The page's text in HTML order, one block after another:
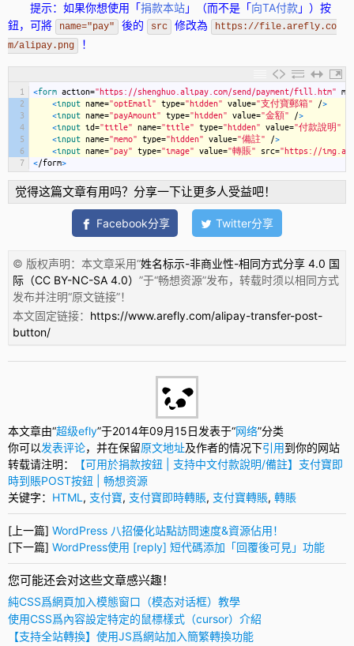
提示：如果你想使用「捐款本站」（而不是「向TA付款」）按
鈕，可將
name="pay" 後的 src 修改為
https://file.arefly.co
m/alipay.png
！
1
2
3
4
5
6
7
<form action="https://shenghuo.alipay.com/send/payment/fill.htm"
<input name="optEmail" type="hidden" value="支付寶郵箱" />
<input name="payAmount" type="hidden" value="金額" />
<input id="title" name="title" type="hidden" value="付款說明"
<input name="memo" type="hidden" value="備註" />
<input name="pay" type="image" value="轉賬" src="https://
</form>
觉得这篇文章有用吗？分享一下让更多人受益吧！
Facebook分享 Twitter分享
© 版权声明：本文章采用“姓名标示-非商业性-相同方式分享 4.0 国
际（CC BY-NC-SA 4.0） ”于“畅想资源”发布，转载时须以相同方式
发布并注明“原文链接”！
本文固定链接： https://www.arefly.com/alipay-transfer-post-
button/
本文章由“超级efly”于2014年09月15日发表于“网络”分类
你可以发表评论，并在保留原文地址及作者的情况下引用到你的网站
转载请注明：
【可用於捐款按鈕 | 支持中文付款說明/備註】支付寶即
時到賬POST按鈕 | 畅想资源
关键字： HTML , 支付寶, 支付寶即時轉賬, 支付寶轉賬, 轉賬
[上一篇] WordPress 八招優化站點訪問速度&資源佔用！
[下一篇] WordPress使用 [reply] 短代碼添加「回覆後可見」功能
您可能还会对这些文章感兴趣！
純CSS爲網頁加入模態窗口（模态对话框）教學
使用CSS爲內容設定特定的鼠標樣式（cursor）介紹
【支持全站轉換】使用JS爲網站加入簡繁轉換功能